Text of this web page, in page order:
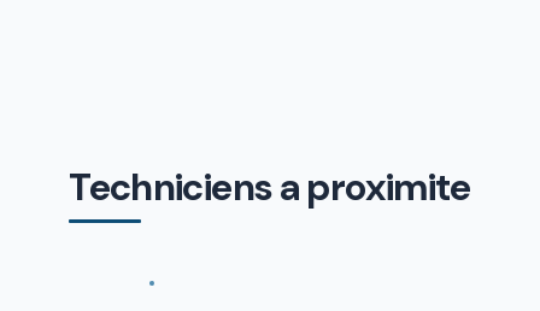
Techniciens a proximite